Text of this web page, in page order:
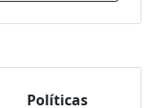
Políticas